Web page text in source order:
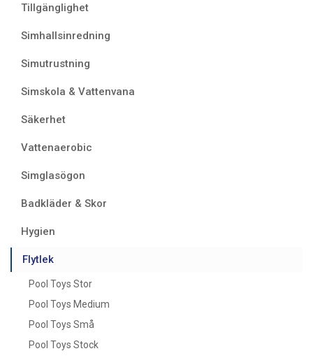
Tillgänglighet
Simhallsinredning
Simutrustning
Simskola & Vattenvana
Säkerhet
Vattenaerobic
Simglasögon
Badkläder & Skor
Hygien
Flytlek
Pool Toys Stor
Pool Toys Medium
Pool Toys Små
Pool Toys Stock